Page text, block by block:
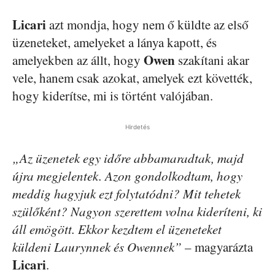
Licariazt mondja, hogy nem ő küldte az első
üzeneteket, amelyeket a lánya kapott, és
amelyekben az állt, hogy Owen szakítani akar
vele, hanem csak azokat, amelyek ezt követték,
hogy kiderítse, mi is történt valójában.
Hirdetés
„Az üzenetek egy időre abbamaradtak, majd
újra megjelentek. Azon gondolkodtam, hogy
meddig hagyjuk ezt folytatódni? Mit tehetek
szülőként?Nagyon szerettem volna kideríteni, ki
áll emögött. Ekkor kezdtem el üzeneteket
küldeni Laurynnek és Owennek” – magyarázta
Licari.